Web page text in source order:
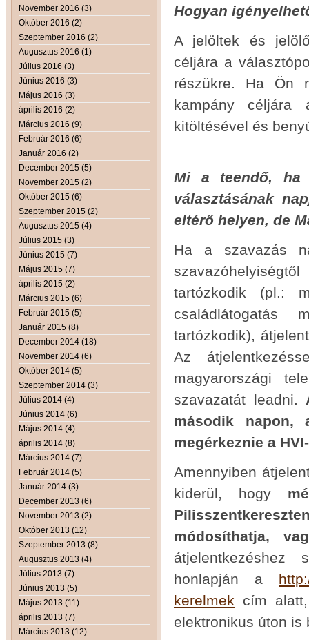
November 2016 (3)
Október 2016 (2)
Szeptember 2016 (2)
Augusztus 2016 (1)
Július 2016 (3)
Június 2016 (3)
Május 2016 (3)
április 2016 (2)
Március 2016 (9)
Február 2016 (6)
Január 2016 (2)
December 2015 (5)
November 2015 (2)
Október 2015 (6)
Szeptember 2015 (2)
Augusztus 2015 (4)
Július 2015 (3)
Június 2015 (7)
Május 2015 (7)
április 2015 (2)
Március 2015 (6)
Február 2015 (5)
Január 2015 (8)
December 2014 (18)
November 2014 (6)
Október 2014 (5)
Szeptember 2014 (3)
Július 2014 (4)
Június 2014 (6)
Május 2014 (4)
április 2014 (8)
Március 2014 (7)
Február 2014 (5)
Január 2014 (3)
December 2013 (6)
November 2013 (2)
Október 2013 (12)
Szeptember 2013 (8)
Augusztus 2013 (4)
Július 2013 (7)
Június 2013 (5)
Május 2013 (11)
április 2013 (7)
Március 2013 (12)
Hogyan
A jelöltek és
céljára a
részükre. Ha Ön
kampány céljára
kitöltésével és
Mi a teendő, ha
választásának
eltérő helyen, de
Ha a szavazás
tartózkodik (pl.:
családlátogatás
tartózkodik),
Az
magyarországi
szavazatát leadni.
második napon,
megérkeznie a
Amennyiben
kiderül, hogy
módosíthatja,
átjelentkezéshez
honlapján a
kerelmek cím
elektronikus úton is